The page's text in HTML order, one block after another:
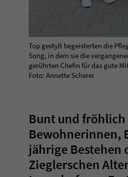
Top gestylt begeisterten die
Song, in dem sie die
gerührten Chefin für das gute
Foto: Annette Scherer
Bunt und fröhlich
Bewohnerinnen,
jährige Bestehen
Zieglerschen